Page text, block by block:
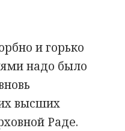
и горько
надо было
высших
Раде.